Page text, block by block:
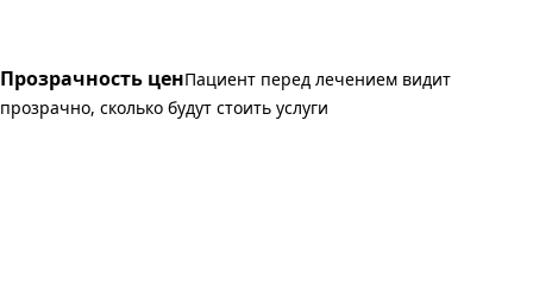
Прозрачность ценПациент перед лечением видит
прозрачно, сколько будут стоить услуги